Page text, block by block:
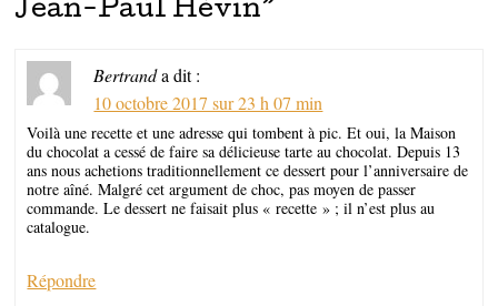
Jean-Paul Hévin”
Bertranda dit :
10 octobre 2017 sur 23 h 07 min
Voilà une recette et une adresse qui tombent à pic. Et oui, la Maison
du chocolat a cessé de faire sa délicieuse tarte au chocolat. Depuis 13
ans nous achetions traditionnellement ce dessert pour l’anniversaire de
notre aîné. Malgré cet argument de choc, pas moyen de passer
commande. Le dessert ne faisait plus « recette » ; il n’est plus au
catalogue.
Répondre